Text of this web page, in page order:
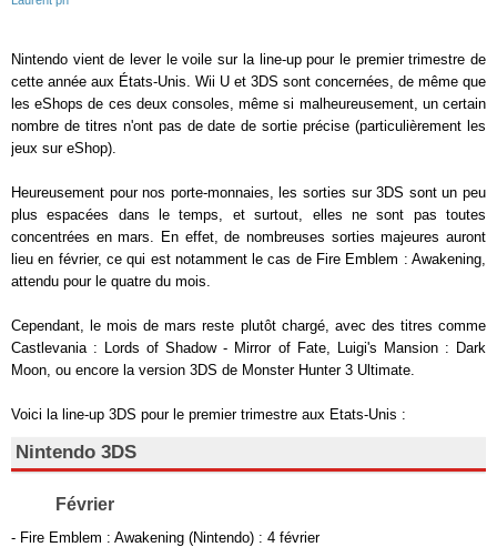
Nintendo vient de lever le voile sur la line-up pour le premier trimestre de
cette année aux États-Unis. Wii U et 3DS sont concernées, de même que
les eShops de ces deux consoles, même si malheureusement, un certain
nombre de titres n'ont pas de date de sortie précise (particulièrement les
jeux sur eShop).
Heureusement pour nos porte-monnaies, les sorties sur 3DS sont un peu
plus espacées dans le temps, et surtout, elles ne sont pas toutes
concentrées en mars. En effet, de nombreuses sorties majeures auront
lieu en février, ce qui est notamment le cas de Fire Emblem : Awakening,
attendu pour le quatre du mois.
Cependant, le mois de mars reste plutôt chargé, avec des titres comme
Castlevania : Lords of Shadow - Mirror of Fate, Luigi's Mansion : Dark
Moon, ou encore la version 3DS de Monster Hunter 3 Ultimate.
Voici la line-up 3DS pour le premier trimestre aux Etats-Unis :
Nintendo 3DS
Février
- Fire Emblem : Awakening (Nintendo) : 4 février